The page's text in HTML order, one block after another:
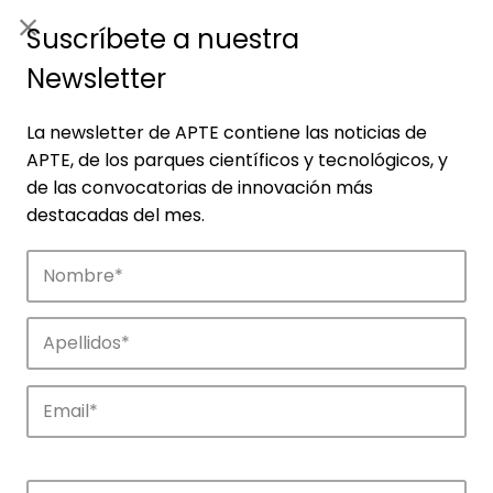
Empresas
Descubre las empresas que impulsan la
innovación en los parques de APTE.
Suscríbete a nuestra
Newsletter
La newsletter de APTE contiene las noticias de
APTE, de los parques científicos y tecnológicos, y
de las convocatorias de innovación más
destacadas del mes.